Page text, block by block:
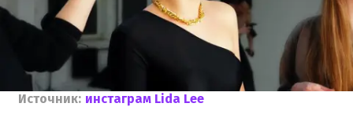
Источник: инстаграм Lida Lee